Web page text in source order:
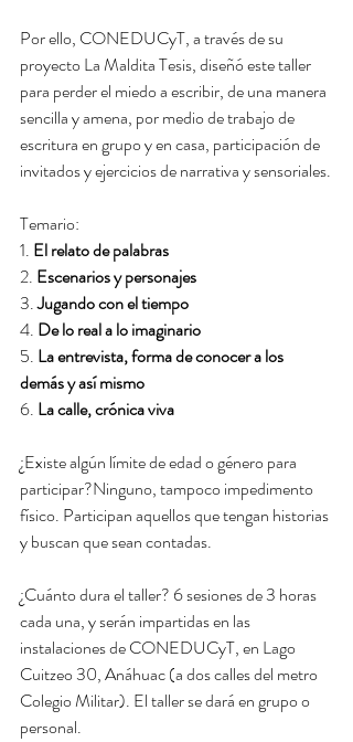
Por ello, CONEDUCyT, a través de su
proyecto La Maldita Tesis, diseñó este taller
para perder el miedo a escribir, de una manera
sencilla y amena, por medio de trabajo de
escritura en grupo y en casa, participación de
invitados y ejercicios de narrativa y sensoriales.
Temario:
1. El relato de palabras
2. Escenarios y personajes
3. Jugando con el tiempo
4. De lo real a lo imaginario
5. La entrevista, forma de conocer a los
demás y así mismo
6. La calle, crónica viva
¿Existe algún límite de edad o género para
participar?Ninguno, tampoco impedimento
físico. Participan aquellos que tengan historias
y buscan que sean contadas.
¿Cuánto dura el taller? 6 sesiones de 3 horas
cada una, y serán impartidas en las
instalaciones de CONEDUCyT, en Lago
Cuitzeo 30, Anáhuac (a dos calles del metro
Colegio Militar). El taller se dará en grupo o
personal.